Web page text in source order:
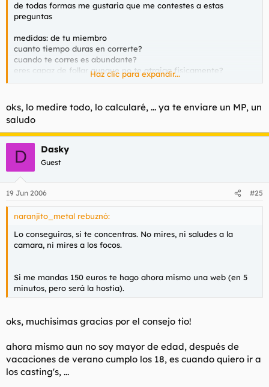
de todas formas me gustaria que me contestes a estas
preguntas
medidas: de tu miembro
cuanto tiempo duras en correrte?
cuando te corres es abundante?
eres capaz de follar aunque no te atraiga fisicamente?
eres capaz de follar con gente a tu alrededor?
Haz clic para expandir...
oks, lo medire todo, lo calcularé, ... ya te enviare un MP, un
saludo
D Dasky
Guest
19 Jun 2006 #25
naranjito_metal rebuznó:
Lo conseguiras, si te concentras. No mires, ni saludes a la
camara, ni mires a los focos.
Si me mandas 150 euros te hago ahora mismo una web (en 5
minutos, pero será la hostia).
oks, muchisimas gracias por el consejo tio!
ahora mismo aun no soy mayor de edad, después de
vacaciones de verano cumplo los 18, es cuando quiero ir a
los casting's, ...